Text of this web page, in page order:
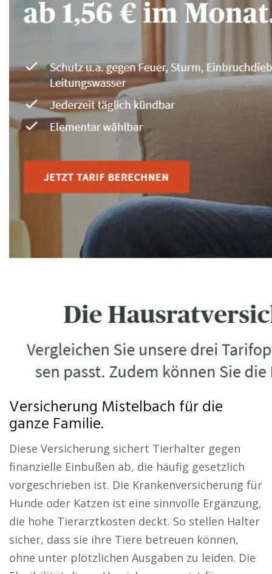
Versicherung Mistelbach für die
ganze Familie.
Diese Versicherung sichert Tierhalter gegen
finanzielle Einbußen ab, die häufig gesetzlich
vorgeschrieben ist. Die Krankenversicherung für
Hunde oder Katzen ist eine sinnvolle Ergänzung,
die hohe Tierarztkosten deckt. So stellen Halter
sicher, dass sie ihre Tiere betreuen können,
ohne unter plötzlichen Ausgaben zu leiden. Die